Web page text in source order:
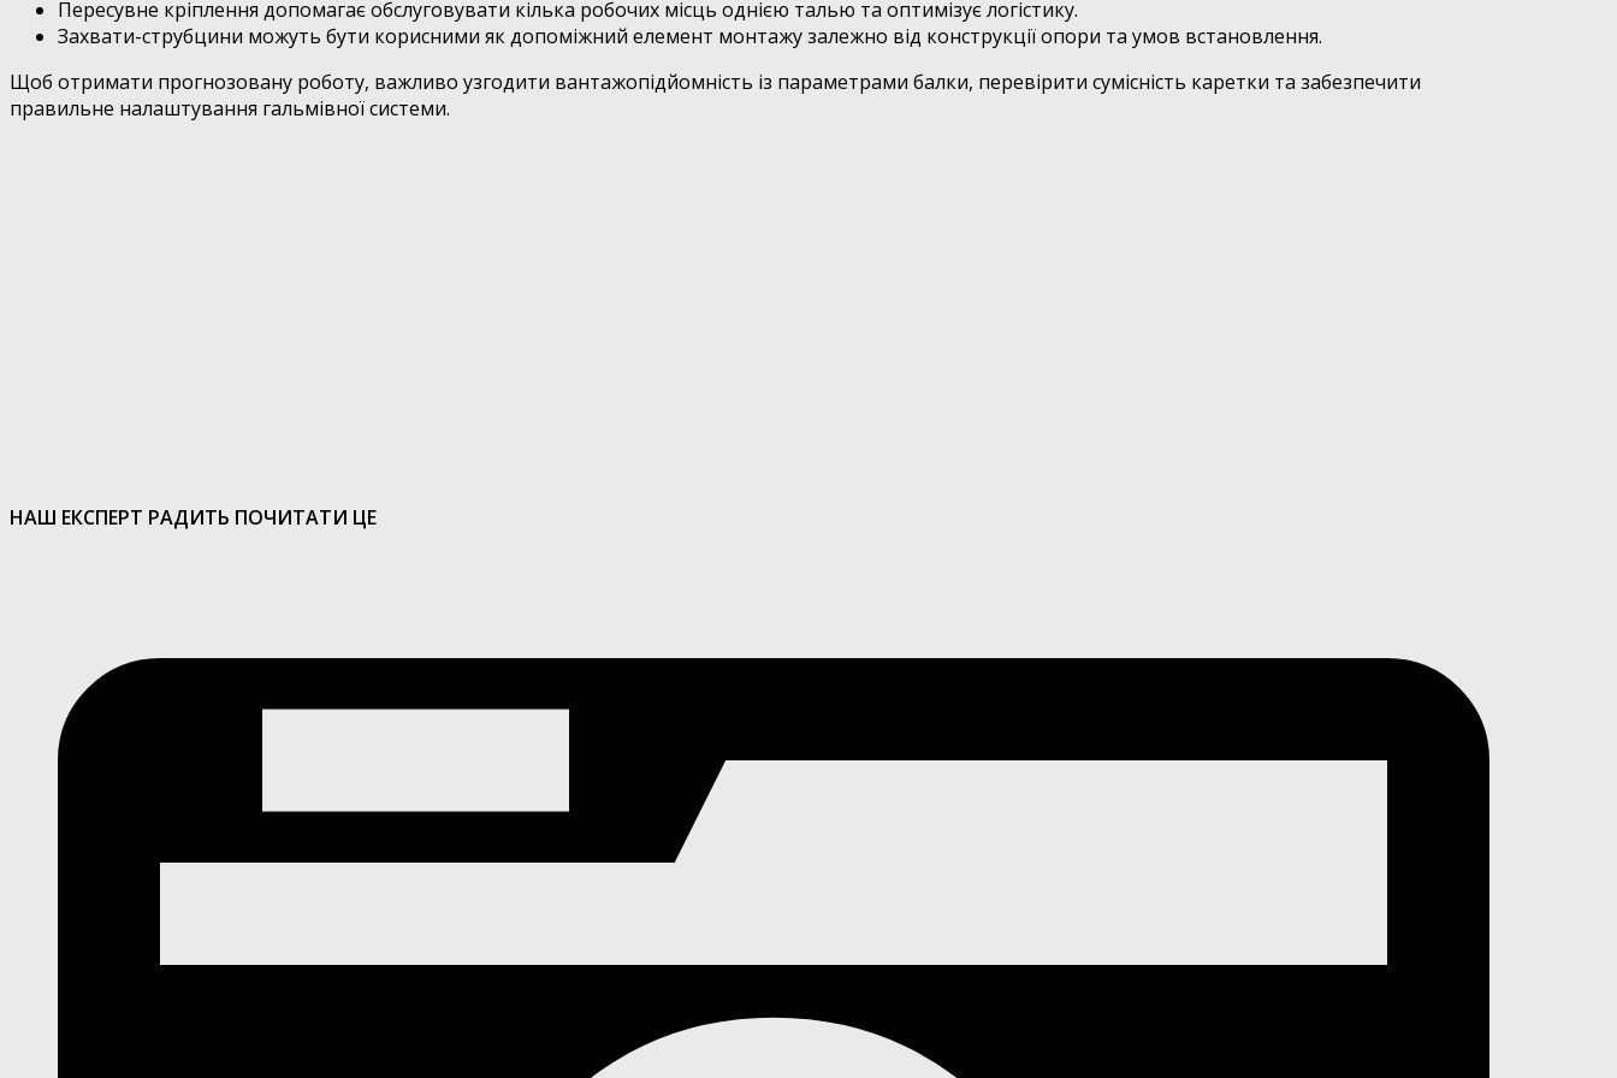
Пересувне кріплення допомагає обслуговувати кілька робочих місць однією талью та оптимізує логістику.
Захвати-струбцини можуть бути корисними як допоміжний елемент монтажу залежно від конструкції опори та умов встановлення.
Щоб отримати прогнозовану роботу, важливо узгодити вантажопідйомність із параметрами балки, перевірити сумісність каретки та забезпечити
правильне налаштування гальмівної системи.
НАШ ЕКСПЕРТ РАДИТЬ ПОЧИТАТИ ЦЕ